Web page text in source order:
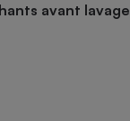
avant lavage